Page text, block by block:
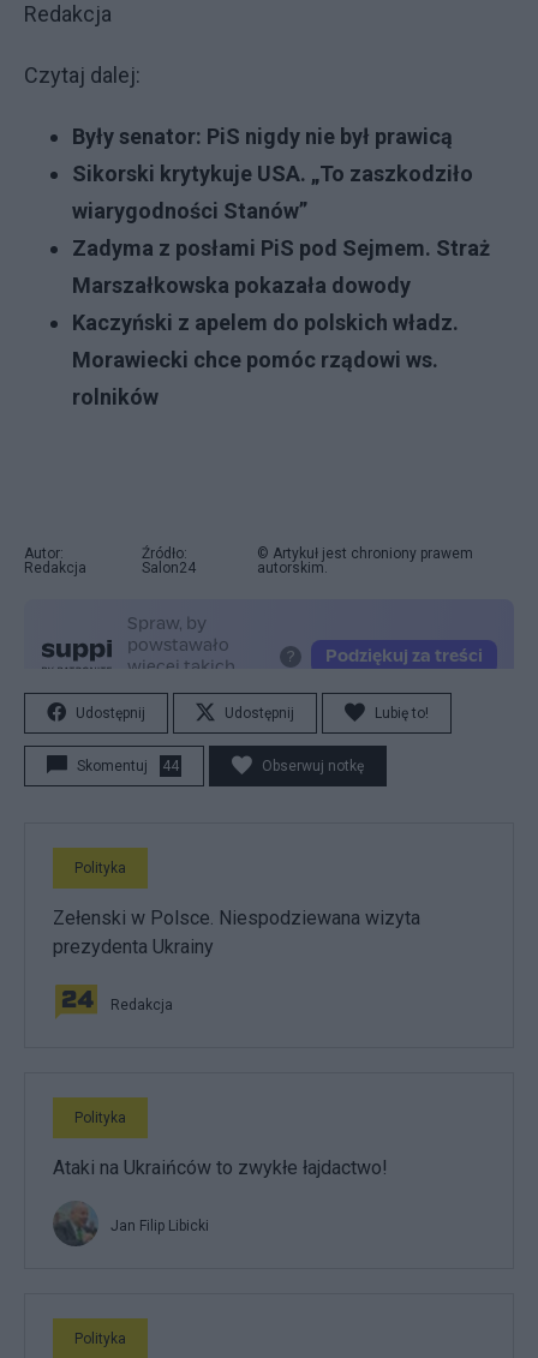
Redakcja
Czytaj dalej:
Były senator: PiS nigdy nie był prawicą
Sikorski krytykuje USA. „To zaszkodziło
wiarygodności Stanów”
Zadyma z posłami PiS pod Sejmem. Straż
Marszałkowska pokazała dowody
Kaczyński z apelem do polskich władz.
Morawiecki chce pomóc rządowi ws.
rolników
Autor:
Redakcja
Źródło:
Salon24
© Artykuł jest chroniony prawem
autorskim.
Udostępnij Udostępnij Lubię to!
Skomentuj 44 Obserwuj notkę
Polityka
Zełenski w Polsce. Niespodziewana wizyta
prezydenta Ukrainy
Redakcja
Polityka
Ataki na Ukraińców to zwykłe łajdactwo!
Jan Filip Libicki
Polityka